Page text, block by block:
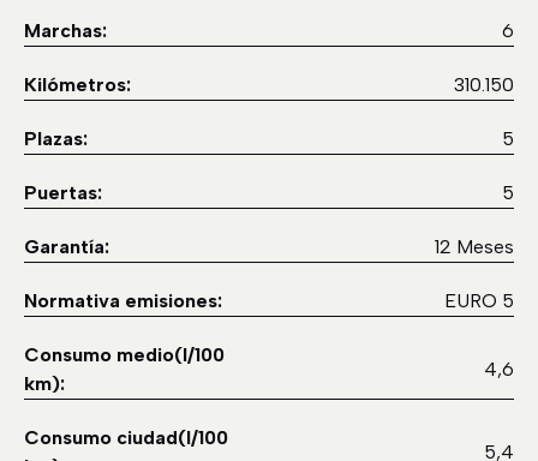
Marchas: 6
Kilómetros: 310.150
Plazas: 5
Puertas: 5
Garantía: 12 Meses
Normativa emisiones: EURO 5
Consumo medio(l/100
km):
4,6
Consumo ciudad(l/100
5,4